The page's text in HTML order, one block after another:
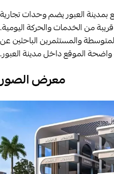
بمدينة العبور يضم وحدات تجارية
من الخدمات والحركة اليومية.
والمستثمرين الباحثين عن
الموقع داخل مدينة العبور.
معرض الصور